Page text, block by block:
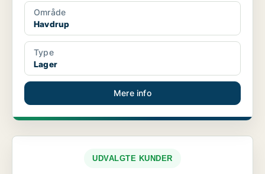
Område
Havdrup
Type
Lager
Mere info
UDVALGTE KUNDER